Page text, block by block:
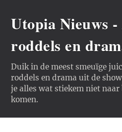
Utopia Nieuws
roddels en
Duik in de meest smeuïge
roddels en drama uit de
je alles wat stiekem niet
komen.